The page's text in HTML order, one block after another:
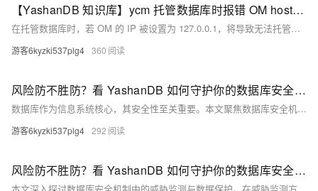
【YashanDB 知识库】ycm 托管数据库时报错 OM host ip：127.0.0.1 is not support join to YCM
在托管数据库时，若 OM 的 IP 被设置为 127.0.0.1，将导致无法托管至 YCM，并使数据库失去监控。此问题源于安装时修改了 OM 的监听 IP。解决方法包括：将 OM 的 IP 修改为本机实际 IP 或 0.0.0.0，同时更新 env 文件及 yasom 后台数据库中的相关配置。经验总结指出，应避免非必要的后台 IP 修改，且数据库安装需遵循规范，不使用仅限本机访问的 IP（如 127.0.0.1）。
游客6kyzki537plg4 360
风险防不胜防？看 YashanDB 如何守护你的数据库安全（上篇）
数据库作为信息系统核心，其安全性至关重要。本文聚焦数据库安全机制中的访问管理，涵盖身份认证、访问控制与反入侵措施。YashanDB通过口令认证、操作系统认证及双因素认证确保用户身份安全；实施基于角色（RBAC）和标签（LBAC）的访问控制，实现权限精细化管理；同时利用黑白名单与连接监听机制防范未授权访问和恶意攻击。这些措施共同保障数据的机密性、完整性和可用性，助力企业满足国家合规要求。下期将探讨威胁检测与数据保护内容，敬请期待！
游客6kyzki537plg4 292
风险防不胜防？看 YashanDB 如何守护你的数据库安全（下篇）